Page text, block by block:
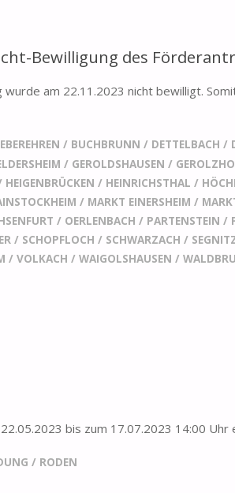
Bewilligung des
am 22.11.2023 nicht bewilligt.
/ BUCHBRUNN / DETTELBACH /
/ GEROLDSHAUSEN /
HEIGENBRÜCKEN / HEINRICHSTHAL /
/ MARKT EINERSHEIM /
/ OERLENBACH / PARTENSTEIN /
/ SCHOPFLOCH / SCHWARZACH /
/VOLKACH /WAIGOLSHAUSEN /
bis zum 17.07.2023 14:00
/ RODEN